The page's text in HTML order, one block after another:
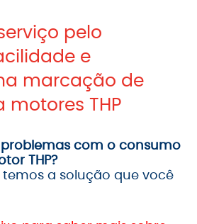
pelo
e
marcação de
motores THP
com o consumo
THP?
temos a solução que você